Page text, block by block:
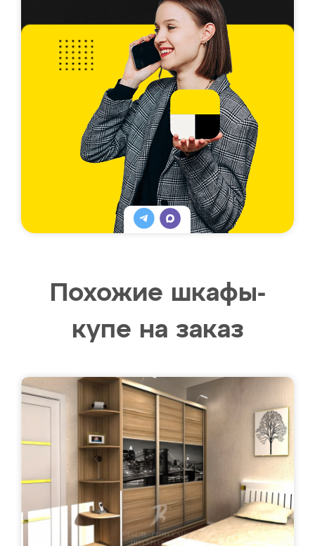
Похожие шкафы-
купе на заказ